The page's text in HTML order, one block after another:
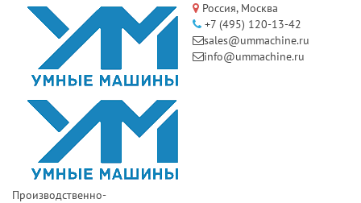
Производственно-
Россия, Москва
+7 (495) 120-13-42
sales@ummachine.ru
info@ummachine.ru